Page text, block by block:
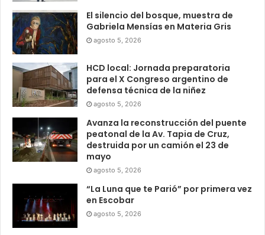
El silencio del bosque, muestra de
Gabriela Mensías en Materia Gris
agosto 5, 2026
HCD local: Jornada preparatoria
para el X Congreso argentino de
defensa técnica de la niñez
agosto 5, 2026
Avanza la reconstrucción del puente
peatonal de la Av. Tapia de Cruz,
destruida por un camión el 23 de
mayo
agosto 5, 2026
“La Luna que te Parió” por primera vez
en Escobar
agosto 5, 2026